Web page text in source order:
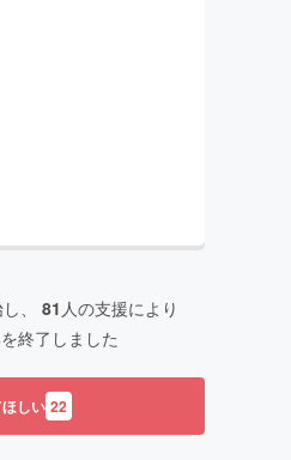
、 81 人の支援により
終了しました
しい 22